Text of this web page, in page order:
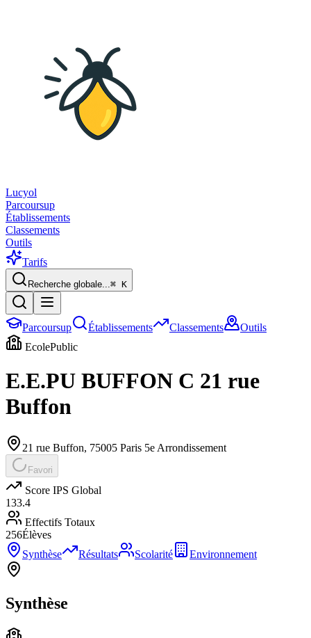
Lucyol
Parcoursup
Établissements
Classements
Outils
Tarifs
Recherche globale...⌘ K
Parcoursup Établissements Classements
Outils
EcolePublic
E.E.PU BUFFON C 21 rue
Buffon
21 rue Buffon, 75005 Paris 5e Arrondissement
Favori
Score IPS Global
133.4
Effectifs Totaux
256Élèves
Synthèse
Résultats Scolarité Environnement
Synthèse